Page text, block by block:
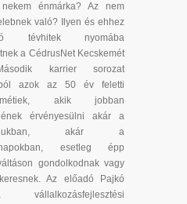
nekem énmárka? Az nem
való? Ilyen és ehhez
tévhitek nyomába
a CédrusNet Kecskemét
karrier sorozat
azok az 50 év feletti
akik jobban
érvényesülni akár a
akár a
esetleg épp
gondolkodnak vagy
Az előadó Pajkó
vállalkozásfejlesztési